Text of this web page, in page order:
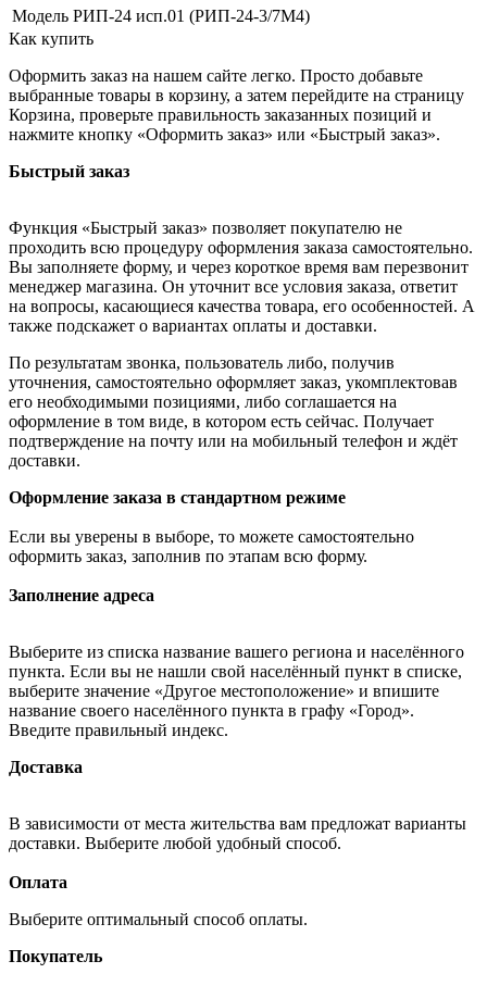
Модель РИП-24 исп.01 (РИП-24-3/7М4)
Как купить
Оформить заказ на нашем сайте легко. Просто добавьте
выбранные товары в корзину, а затем перейдите на страницу
Корзина, проверьте правильность заказанных позиций и
нажмите кнопку «Оформить заказ» или «Быстрый заказ».
Быстрый заказ
Функция «Быстрый заказ» позволяет покупателю не
проходить всю процедуру оформления заказа самостоятельно.
Вы заполняете форму, и через короткое время вам перезвонит
менеджер магазина. Он уточнит все условия заказа, ответит
на вопросы, касающиеся качества товара, его особенностей. А
также подскажет о вариантах оплаты и доставки.
По результатам звонка, пользователь либо, получив
уточнения, самостоятельно оформляет заказ, укомплектовав
его необходимыми позициями, либо соглашается на
оформление в том виде, в котором есть сейчас. Получает
подтверждение на почту или на мобильный телефон и ждёт
доставки.
Оформление заказа в стандартном режиме
Если вы уверены в выборе, то можете самостоятельно
оформить заказ, заполнив по этапам всю форму.
Заполнение адреса
Выберите из списка название вашего региона и населённого
пункта. Если вы не нашли свой населённый пункт в списке,
выберите значение «Другое местоположение» и впишите
название своего населённого пункта в графу «Город».
Введите правильный индекс.
Доставка
В зависимости от места жительства вам предложат варианты
доставки. Выберите любой удобный способ.
Оплата
Выберите оптимальный способ оплаты.
Покупатель